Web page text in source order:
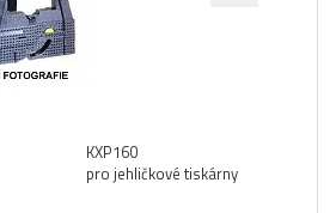
KXP160
pro jehličkové tiskárny